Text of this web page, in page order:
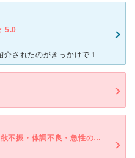
5.0
子どもの喘息が長引いてママ友に紹介されたのがきっかけで１３年ホームドクターとしてお世話になっています。 他院でなかなか良くならない症状も島津先生に診ていただくと３日ぐらいで良くなることもしばしば
胃痛・腹痛・吐き気・嘔吐・食欲不振・体調不良・急性の下痢